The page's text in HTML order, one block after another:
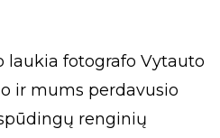
laukia fotografo Vytauto
ir mums perdavusio
renginių